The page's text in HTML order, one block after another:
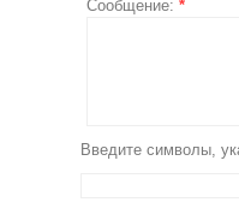
Сообщение:*
Введите символы,